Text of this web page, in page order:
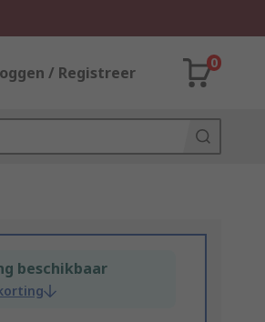
/ Registreer
0
beschikbaar